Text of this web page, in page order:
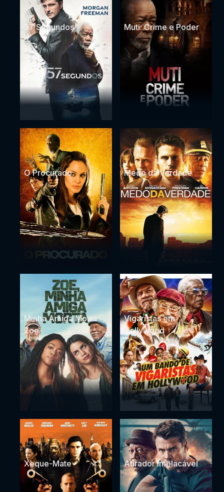
57 Segundos Muti: Crime e Poder
O Procurado Medo da Verdade
Minha Amiga Morta
Zoe
Vigaristas em
Hollywood
Xeque-Mate Atirador Implacável